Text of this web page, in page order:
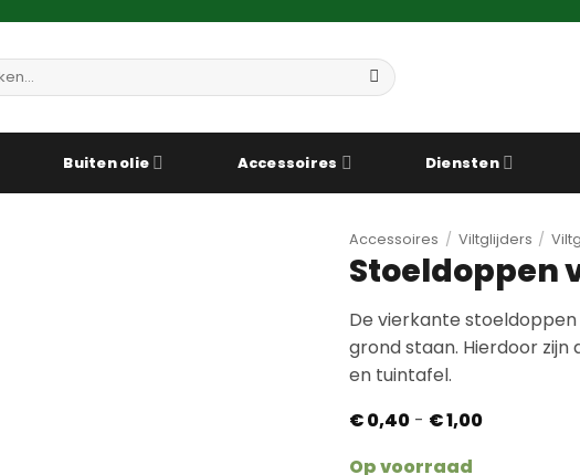
Buiten olie Accessoires Diensten
Accessoires / Viltglijders /
Stoeldoppen
De vierkante
grond staan. Hierdoor
en tuintafel.
€0,40 - €1,00Prijsklasse:
Op voorraad